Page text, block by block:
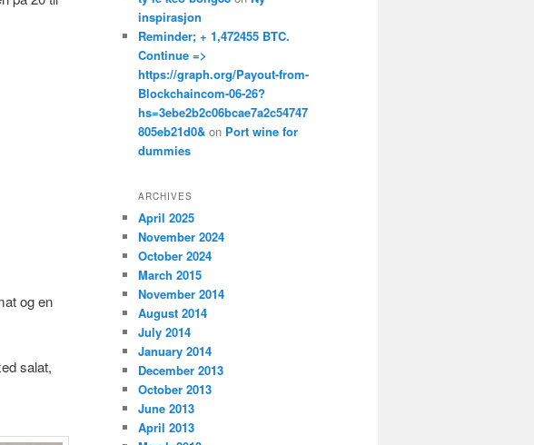
og en
salat,
inspirasjon
Reminder; + 1,472455 BTC.
Continue =>
https://graph.org/Payout-from-
Blockchaincom-06-26?
hs=3ebe2b2c06bcae7a2c54747
805eb21d0& on Port wine for
dummies
ARCHIVES
April 2025
November 2024
October 2024
March 2015
November 2014
August 2014
July 2014
January 2014
December 2013
October 2013
June 2013
April 2013